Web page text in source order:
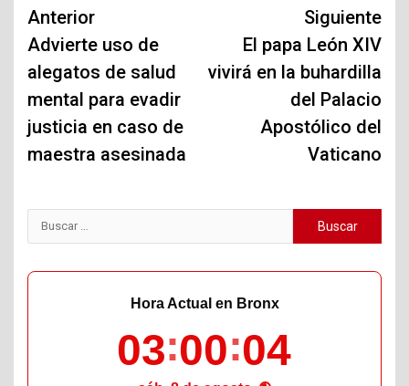
Navegación
de
entradas
Anterior
Advierte uso de
alegatos de salud
mental para evadir
justicia en caso de
maestra asesinada
Siguiente
El papa León XIV
vivirá en la buhardilla
del Palacio
Apostólico del
Vaticano
Buscar:
Hora Actual en Bronx
03 00 05